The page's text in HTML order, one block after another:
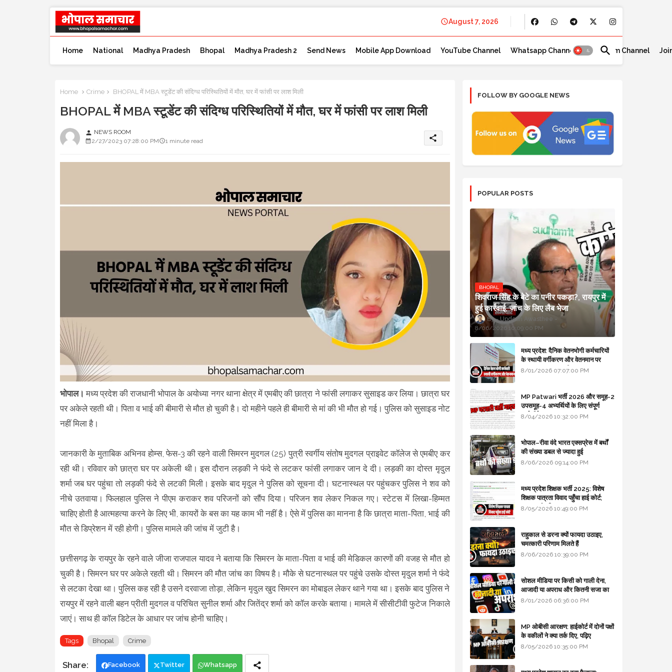
August 7, 2026
Home National Madhya Pradesh Bhopal Madhya Pradesh 2 Send News Mobile App Download YouTube Channel Whatsapp Channel Telegram Channel
Home Crime BHOPAL में MBA स्टूडेंट की संदिग्ध परिस्थितियों में मौत, घर में फांसी पर लाश मिली
BHOPAL में MBA स्टूडेंट की संदिग्ध परिस्थितियों में मौत, घर में फांसी पर लाश मिली
person NEWS ROOM
2/27/2023 07:28:00 PM
1 minute read share
भोपाल। मध्य प्रदेश की राजधानी भोपाल के अयोध्या नगर थाना क्षेत्र में एमबीए की छात्रा ने फांसी लगाकर सुसाइड कर लिया। छात्रा घर
पर अकेले रहती थी। पिता व भाई की बीमारी से मौत हो चुकी है। दो महीने पहले ही बीमारी से मां की भी मौत हो गई। पुलिस को सुसाइड नोट
नहीं मिला है।
जानकारी के मुताबिक अभिनव होम्स, फेस-3 की रहने वाली सिमरन मुदगल (25) पुत्री स्वर्गीय संतोष मुदगल प्राइवेट कॉलेज से एमबीए कर
रही थी। रविवार को छात्रा घर पर अकेली थी। इस दौरान लड़की ने फंदे से लटकर फांसी लगाकर जान दे दी। लड़की का दोस्त मृदुल
शर्मा जब घर पहुंचा तो लड़की फंदे से लटकी मिली। इसके बाद मृदुल ने पुलिस को सूचना दी। घटनास्थल पर पहुंचकर पुलिस ने शव को
नीचे उतवाया। फिलहाल पुलिस ने पीएम कराकर शव परिजनों को सौंप दिया। परिजन शव लेकर निकल गए। स्टेटस में लिखा-हिम्मत
चाहिए होती है आत्महत्या करने के लिए भी, कायरों के बस का यह काम भी नहीं है। ऐसे में पुलिस का मानना है कि छात्रा माता-पिता, भाई की
मौत से डिप्रेशन में रही होगी। पुलिस मामले की जांच में जुटी है।
छत्तीसगढ़ के रायपुर के रहने वाले जीजा राजपाल यादव ने बताया कि सिमरन के माता-पिता व भाई की मेडिकल कारणों की वजह से मौत हो
चुकी है। सिमरन घर पर अकेले रहती थी। सिमरन की मौत जांच का विषय है। मौके से घटनास्थल पर पहुंचे उसके दोस्त मृदुल शर्मा ने फंदे
से लटका देखा था। पुलिस कह रही है उसने दरवाजा तोड़ा, लेकिन मृदुल खुद सिमरन का मोबाइल लेकर थाने गया था। इसके बाद पुलिस ने
रायपुर में रहने वाली बहन प्रीती मुदगल व परिचित सुनील शर्मा और जितेंद्र शर्मा को कॉल करके बताया। मामले में सीसीटीवी फुटेज निकाले
जाएं। साथ ही कॉल डिटेल के आधार पर जांच होनी चाहिए।
Tags Bhopal Crime
Facebook Twitter Whatsapp
FOLLOW BY GOOGLE NEWS
POPULAR POSTS
BHOPAL
शिवराज सिंह के बेटे का पनीर पकड़ा?, रायपुर में
हुई कार्रवाई, जांच के लिए लैब भेजा
Updesh Awasthee
8/06/2026 10:09:00 PM
मध्य प्रदेश: दैनिक वेतनभोगी कर्मचारियों
के स्थायी वर्गीकरण और वेतनमान पर
सरकार का बड़ा स्पष्टीकरण
8/01/2026 07:07:00 PM
MP Patwari भर्ती 2026 और समूह-2
उपसमूह-4 अभ्यर्थियों के लिए संपूर्ण
मार्गदर्शिका
8/04/2026 10:32:00 PM
भोपाल–रीवा वंदे भारत एक्सप्रेस में बर्थों
की संख्या डबल से ज्यादा हुई
8/06/2026 09:14:00 PM
मध्य प्रदेश शिक्षक भर्ती 2025: विशेष
शिक्षक पात्रता विवाद पहुँचा हाई कोर्ट;
सरकार से माँगा जवाब
8/05/2026 10:49:00 PM
राहुकाल से डरना क्यों फायदा उठाइए,
चमत्कारी परिणाम मिलते हैं
8/06/2026 10:39:00 PM
सोशल मीडिया पर किसी को गाली देना,
आजादी या अपराध और कितनी सजा का
प्रावधान - free legal advice
8/01/2026 06:36:00 PM
MP ओबीसी आरक्षण: हाईकोर्ट में दोनों पक्षों
के वकीलों ने क्या तर्क दिए, पढ़िए
8/05/2026 10:35:00 PM